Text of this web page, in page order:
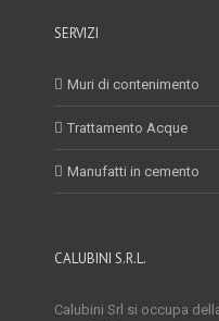
SERVIZI
Muri di contenimento
Trattamento Acque
Manufatti in cemento
CALUBINI S.R.L.
Calubini Srl si occupa